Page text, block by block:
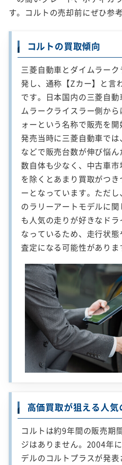
す。コルトの売却前にぜひ参
コルトの買取傾向
三菱自動車とダイムラー
発し、通称【Zカー】と言
です。日本国内の三菱自
ムラークライスラー側か
ォーという名称で販売を
発売当時に三菱自動車で
などで販売台数が伸び悩
数自体も少なく、中古車
を除くとあまり買取がつ
ーとなっています。ただ
のラリーアートモデルに
も人気の走りが好きなド
なっているため、走行状
査定になる可能性がありま
高価買取が狙える人気
コルトは約9年間の販売期
ジはありません。2004年
デルのコルトプラスが発